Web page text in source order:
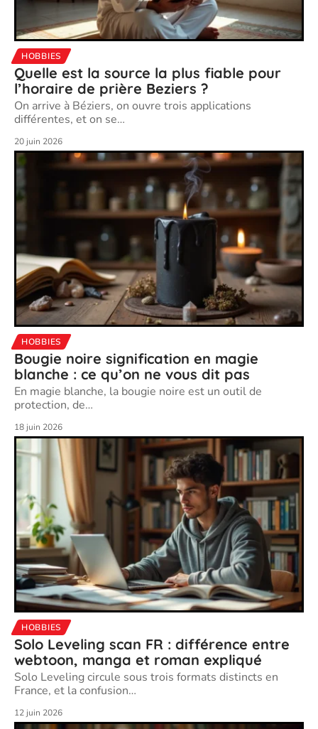
HOBBIES
Quelle est la source la plus fiable pour
l’horaire de prière Beziers ?
On arrive à Béziers, on ouvre trois applications
différentes, et on se…
20 juin 2026
HOBBIES
Bougie noire signification en magie
blanche : ce qu’on ne vous dit pas
En magie blanche, la bougie noire est un outil de
protection, de…
18 juin 2026
HOBBIES
Solo Leveling scan FR : différence entre
webtoon, manga et roman expliqué
Solo Leveling circule sous trois formats distincts en
France, et la confusion…
12 juin 2026